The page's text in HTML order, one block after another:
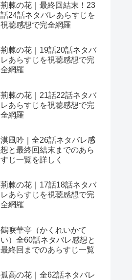
荊棘の花｜最終回結末！23
話24話ネタバレあらすじを
視聴感想で完全網羅
荊棘の花｜19話20話ネタバ
レあらすじを視聴感想で完
全網羅
荊棘の花｜21話22話ネタバ
レあらすじを視聴感想で完
全網羅
漠風吟｜全26話ネタバレ感
想と最終回結末までのあら
すじ一覧を詳しく
荊棘の花｜17話18話ネタバ
レあらすじを視聴感想で完
全網羅
鶴唳華亭（かくれいかて
い）全60話ネタバレ感想と
最終回までのあらすじ一覧
孤高の花｜全62話ネタバレ